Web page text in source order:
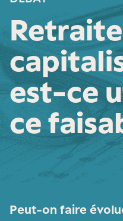
est-ce
ce
Peut-on faire